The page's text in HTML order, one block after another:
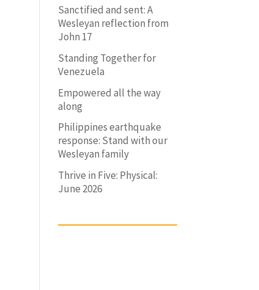
Sanctified and sent: A
Wesleyan reflection from
John 17
Standing Together for
Venezuela
Empowered all the way
along
Philippines earthquake
response: Stand with our
Wesleyan family
Thrive in Five: Physical:
June 2026